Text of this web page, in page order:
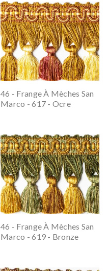
46 - Frange À Mèches San
Marco - 617 - Ocre
46 - Frange À Mèches San
Marco - 619 - Bronze